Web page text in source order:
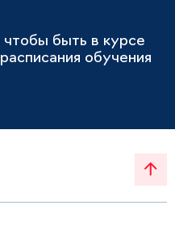
быть в курсе
обучения